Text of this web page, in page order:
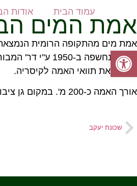
עמוד הבית אודות
אמת המים
אמת מים מהתקופה הרומית
האמה נחשפה
לשנות את תוואי האמה לקיסריה.
אורך האמה כ-200 מ'. במקום גן ציבורי יפיפה, מדשאות ושולחנות פיקניק.
שכונת יעקב
פתח סרגל נגישות